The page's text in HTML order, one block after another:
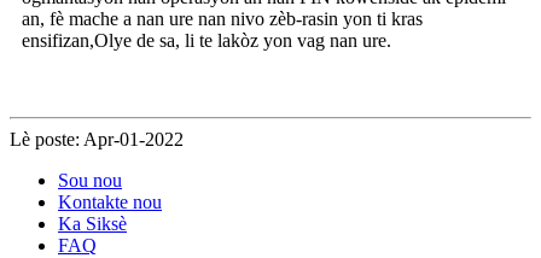
an, fè mache a nan ure nan nivo zèb-rasin yon ti kras
ensifizan,Olye de sa, li te lakòz yon vag nan ure.
Lè poste: Apr-01-2022
Sou nou
Kontakte nou
Ka Siksè
FAQ